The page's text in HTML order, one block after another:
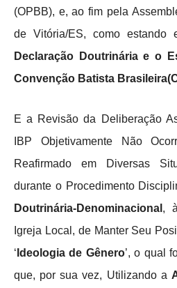
(OPBB), e, ao fim pela
de Vitória/ES, como estando
Declaração Doutrinária e o
Convenção Batista
E a Revisão da Deliberação
IBP Objetivamente Não
Reafirmado em Diversas
durante o Procedimento
Doutrinária-Denominacional ,
Igreja Local, de Manter Seu
‘ Ideologia de Gênero’, o qual
que, por sua vez, Utilizando a